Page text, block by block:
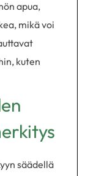
apua,
mikä voi
kuten
säädellä